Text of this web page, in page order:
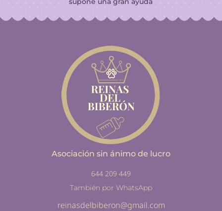
Asociación sin ánimo de lucro
644 209 449
También por WhatsApp
reinasdelbiberon@gmail.com